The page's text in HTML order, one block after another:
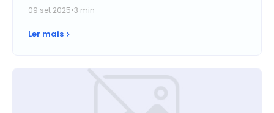
09 set 2025•3 min
Ler mais